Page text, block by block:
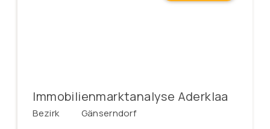
Immobilienmarktanalyse Aderklaa
Bezirk Gänserndorf